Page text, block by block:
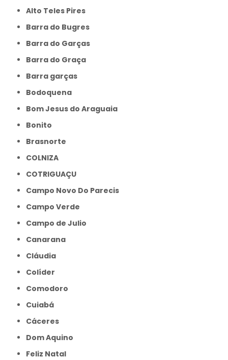
Alto Teles Pires
Barra do Bugres
Barra do Garças
Barra do Graça
Barra garças
Bodoquena
Bom Jesus do Araguaia
Bonito
Brasnorte
COLNIZA
COTRIGUAÇU
Campo Novo Do Parecis
Campo Verde
Campo de Julio
Canarana
Cláudia
Colíder
Comodoro
Cuiabá
Cáceres
Dom Aquino
Feliz Natal